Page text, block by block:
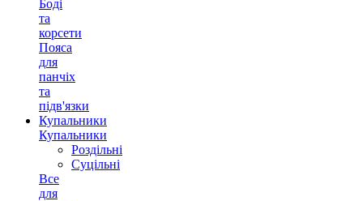
Боді
та
корсети
Пояса
для
панчіх
та
підв'язки
Купальники
Купальники
Роздільні
Суцільні
Все
для